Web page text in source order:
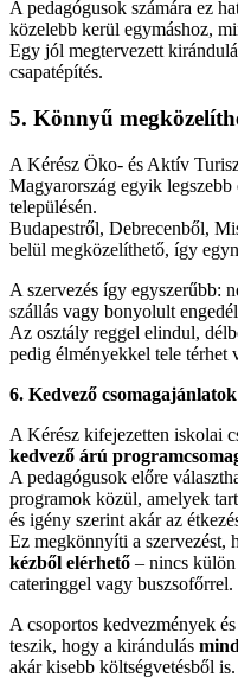
A pedagógusok számára ez
közelebb kerül egymáshoz,
Egy jól megtervezett
csapatépítés.
5. Könnyű
A Kérész Öko- és Aktív
Magyarország egyik
településén.
Budapestről, Debrecenből,
belül megközelíthető, így
A szervezés így egyszerűbb:
szállás vagy bonyolult
Az osztály reggel elindul,
pedig élményekkel tele térhet
6. Kedvező
A Kérész kifejezetten iskolai
kedvező árú
A pedagógusok előre
programok közül, amelyek
és igény szerint akár az
Ez megkönnyíti a szervezést,
kézből elérhető – nincs külön
cateringgel vagy buszsofőrrel.
A csoportos kedvezmények
teszik, hogy a kirándulás
akár kisebb költségvetésből is.